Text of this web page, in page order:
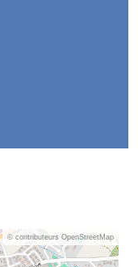
© contributeurs OpenStreetMap